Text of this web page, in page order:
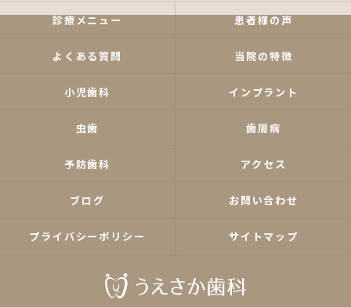
診療メニュー 患者様の声
よくある質問 当院の特徴
小児歯科 インプラント
虫歯 歯周病
予防歯科 アクセス
ブログ お問い合わせ
プライバシーポリシー サイトマップ